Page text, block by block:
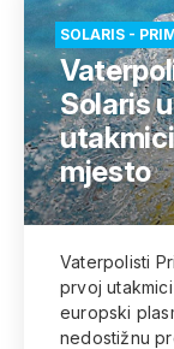
SOLARIS -
Solaris
mjesto
Vaterpolisti
prvoj
europski
nedostižnu